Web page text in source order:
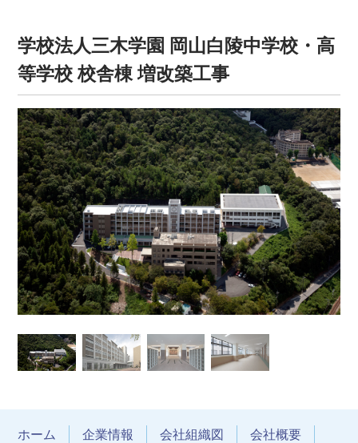
学校法人三木学園 岡山白陵中学校・高
等学校 校舎棟 増改築工事
ホーム 企業情報 会社組織図
会社概要